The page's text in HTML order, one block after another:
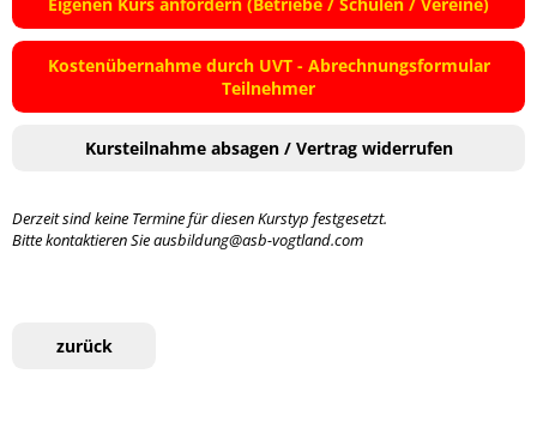
Kostenübernahme durch UVT - Abrechnungsformular
Teilnehmer
Kursteilnahme absagen / Vertrag widerrufen
Derzeit sind keine Termine für diesen Kurstyp festgesetzt.
Bitte kontaktieren Sie ausbildung@asb-vogtland.com
zurück